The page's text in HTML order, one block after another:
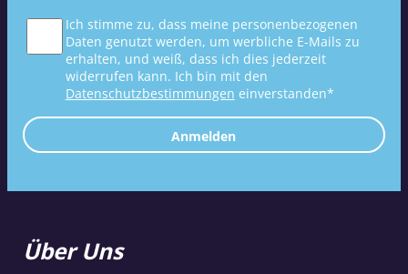
Ich stimme zu, dass meine personenbezogenen
Daten genutzt werden, um werbliche E-Mails zu
erhalten, und weiß, dass ich dies jederzeit
widerrufen kann. Ich bin mit den
Datenschutzbestimmungen einverstanden*
Anmelden
Über Uns